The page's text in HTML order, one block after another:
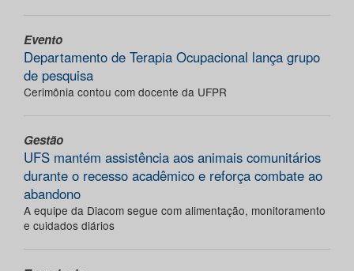
Evento
Departamento de Terapia Ocupacional lança grupo
de pesquisa
Cerimônia contou com docente da UFPR
Gestão
UFS mantém assistência aos animais comunitários
durante o recesso acadêmico e reforça combate ao
abandono
A equipe da Diacom segue com alimentação, monitoramento
e cuidados diários